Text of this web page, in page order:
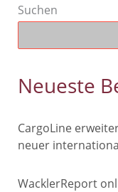
Suchen
Neueste
CargoLine
neuer
WacklerReport